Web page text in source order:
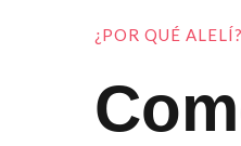
¿POR QUÉ ALELÍ?